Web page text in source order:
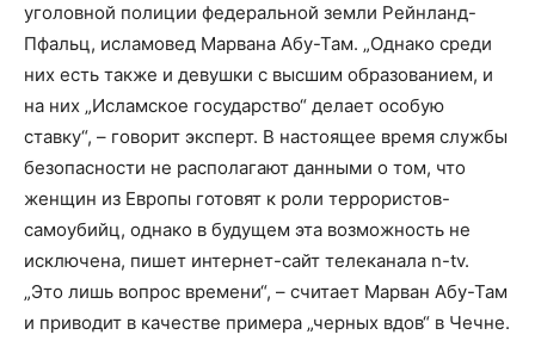
уголовной полиции федеральной земли Рейнланд-
Пфальц, исламовед Марвана Абу-Там. „Однако среди
них есть также и девушки с высшим образованием, и
на них „Исламское государство“ делает особую
ставку“, – говорит эксперт. В настоящее время службы
безопасности не располагают данными о том, что
женщин из Европы готовят к роли террористов-
самоубийц, однако в будущем эта возможность не
исключена, пишет интернет-сайт телеканала n-tv.
„Это лишь вопрос времени“, – считает Марван Абу-Там
и приводит в качестве примера „черных вдов“ в Чечне.